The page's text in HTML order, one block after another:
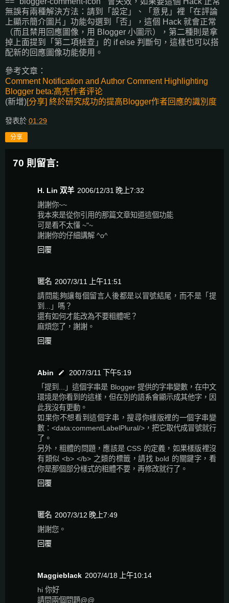
無誤有兩種解決方法：請到「設定」、「意見」裡「在評論
上顯示簡介圖片」功能勾選到「否」，這個 Hack 就會正常
（而且禁用回應圖像，用 Blogger 小圖示），第二種則是拿
掉上面提到「第二項檢查」的 if else 判斷句，這樣也可以搭
配新的回應圖像功能使用。
參考文章：
Comment Notification and Author Comment Highlighting
Blogger beta:高亮作者评论
(新增)[分享] 終於研究成功的提高Blogger作者回應的識別度
發表於 01:29
分享
70 則留言:
H. Lin 双羊 2006/12/31 晚上7:32
謝謝你~~
我本來是從你引用的那篇文章知道這個功能
可是看不太懂 ~"~
謝謝你的仔細講解 ^o^
回覆
匿名 2007/3/11 上午11:51
請問能夠讓每個留言人後都是以冒號結尾，而不是「提
到...」嗎？
還有如何才能改為不要粗體呢？
麻煩您了，謝謝。
回覆
Abin
2007/3/11 下午5:19
「提到...」這個字串是 Blogger 提供的字串變數，在中文
環境是你看到的這樣，但在別的語系會顯示成其他字，因
此我沒有更動。
如果你不想看到這個字串，搜尋你樣版裡的一個字串變
數：<data:commentLabelPlural/>，把它取代成冒號就行
了。
另外，粗體的問題，應該是 CSS 的定義，如果樣版裡沒
有類似 <b> </b> 之類的標籤，請找 bold 的關鍵字，看
你是那個部分樣式的粗體不要，再修改就行了。
回覆
匿名 2007/3/12 晚上7:49
謝謝您。
回覆
Maggieblack 2007/4/18 上午10:14
hi 你好
請問兩個問題@@